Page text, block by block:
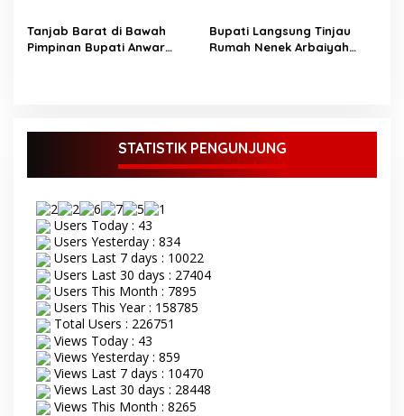
Tanjab Barat di Bawah
Pimpinan Bupati Anwar
Bupati Langsung Tinjau
Rumah Nenek Arbaiyah
STATISTIK PENGUNJUNG
Users Today : 43
Users Yesterday : 834
Users Last 7 days : 10022
Users Last 30 days : 27404
Users This Month : 7895
Users This Year : 158785
Total Users : 226751
Views Today : 43
Views Yesterday : 859
Views Last 7 days : 10470
Views Last 30 days : 28448
Views This Month : 8265